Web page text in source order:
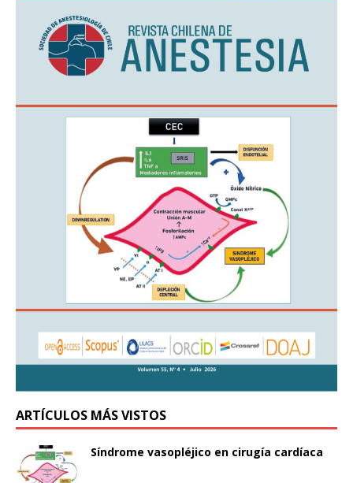
ARTÍCULOS MÁS VISTOS
Síndrome vasopléjico en cirugía cardíaca